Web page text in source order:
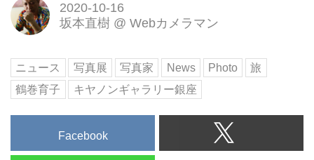
2020-10-16
坂本直樹 @ Webカメラマン
ニュース 写真展 写真家 News Photo
旅
鶴巻育子
キヤノンギャラリー銀座
Facebook